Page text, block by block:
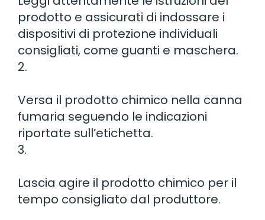
prodotto e assicurati di indossare i
dispositivi di protezione individuali
consigliati, come guanti e maschera.
2.
Versa il prodotto chimico nella canna
fumaria seguendo le indicazioni
riportate sull’etichetta.
3.
Lascia agire il prodotto chimico per il
tempo consigliato dal produttore.